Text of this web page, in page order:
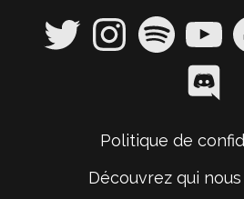
Twitter InstagramSpotify YouTube
Discord
Politique de
Découvrez qui